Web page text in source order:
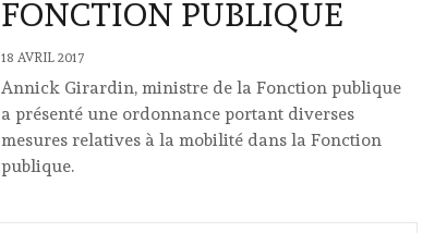
FONCTION PUBLIQUE
18 AVRIL 2017
Annick Girardin, ministre de la Fonction publique
a présenté une ordonnance portant diverses
mesures relatives à la mobilité dans la Fonction
publique.